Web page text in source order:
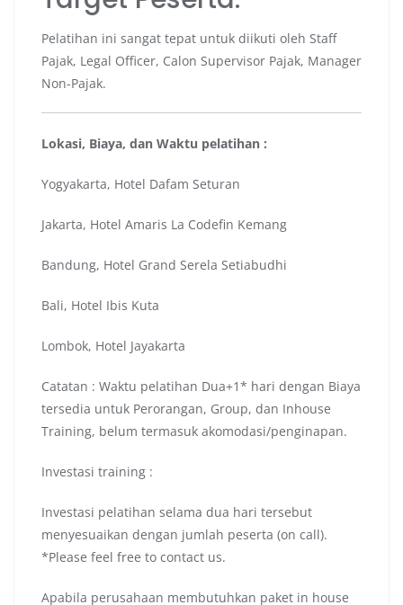
Pelatihan ini sangat tepat untuk diikuti oleh Staff
Pajak, Legal Officer, Calon Supervisor Pajak, Manager
Non-Pajak.
Lokasi, Biaya, dan Waktu pelatihan :
Yogyakarta, Hotel Dafam Seturan
Jakarta, Hotel Amaris La Codefin Kemang
Bandung, Hotel Grand Serela Setiabudhi
Bali, Hotel Ibis Kuta
Lombok, Hotel Jayakarta
Catatan : Waktu pelatihan Dua+1* hari dengan Biaya
tersedia untuk Perorangan, Group, dan Inhouse
Training, belum termasuk akomodasi/penginapan.
Investasi training :
Investasi pelatihan selama dua hari tersebut
menyesuaikan dengan jumlah peserta (on call).
*Please feel free to contact us.
Apabila perusahaan membutuhkan paket in house